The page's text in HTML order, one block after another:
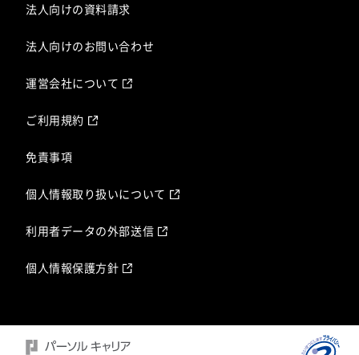
法人向けの資料請求
法人向けのお問い合わせ
運営会社について
ご利用規約
免責事項
個人情報取り扱いについて
利用者データの外部送信
個人情報保護方針